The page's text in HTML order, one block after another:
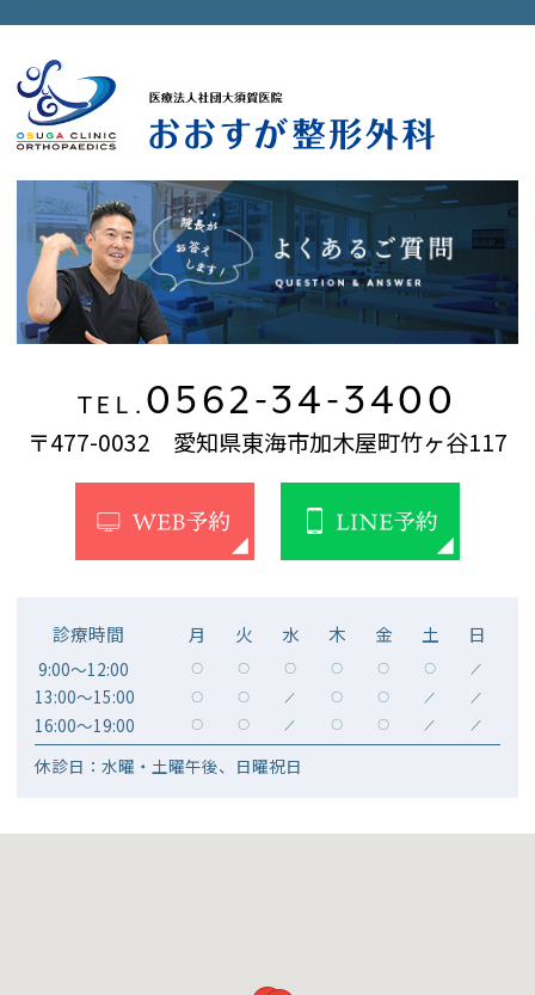
TEL. 0562-34-3400
〒477-0032 愛知県東海市加木屋町竹ヶ谷117
診療時間 月 火 水 木 金 土 日
9:00～12:00 〇 〇 〇 〇 〇 〇 ／
13:00～15:00 〇 〇 ／ 〇 〇 ／ ／
16:00～19:00 〇 〇 ／ 〇 〇 ／ ／
休診日：水曜・土曜午後、日曜祝日